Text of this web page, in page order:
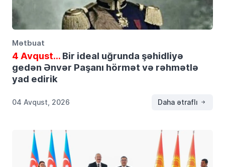
Mətbuat
4 Avqust…Bir ideal uğrunda şəhidliyə
gedən Ənvər Paşanı hörmət və rəhmətlə
yad edirik
04 Avqust, 2026 Daha ətraflı